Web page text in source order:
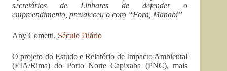
secretários de Linhares de defender o
empreendimento, prevaleceu o coro “Fora, Manabi”
Any Cometti, Século Diário
O projeto do Estudo e Relatório de Impacto Ambiental
(EIA/Rima) do Porto Norte Capixaba (PNC), mais